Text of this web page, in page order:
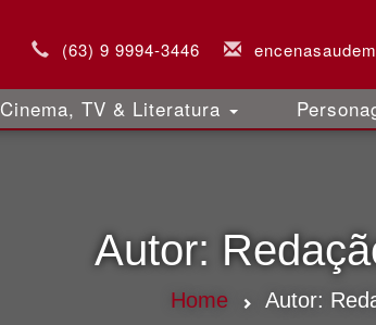
(63) 9 9994-3446
Cinema, TV & Literatura
Autor:
Home Autor: